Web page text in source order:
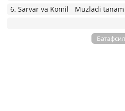
6. Sarvar va Komil - Muzladi tanam
Батафсил